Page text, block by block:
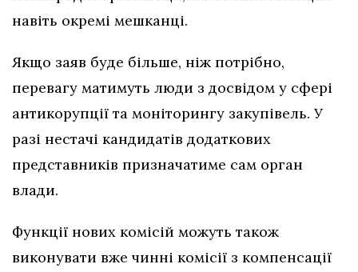
навіть окремі мешканці.
Якщо заяв буде більше, ніж потрібно,
перевагу матимуть люди з досвідом у сфері
антикорупції та моніторингу закупівель. У
разі нестачі кандидатів додаткових
представників призначатиме сам орган
влади.
Функції нових комісій можуть також
виконувати вже чинні комісії з компенсації